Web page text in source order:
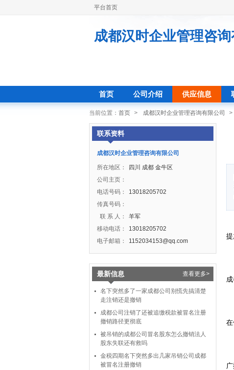
平台首页
成都汉时企业管理咨询
首页 公司介绍 供应信息
当前位置： 首页 > 成都汉时企业管理咨询有限公司 >
联系资料
成都汉时企业管理咨询有限公司
所在地区：
四川 成都 金牛区
公司主页：
电话号码：
13018205702
传真号码：
联 系 人：
羊军
移动电话：
13018205702
电子邮箱：
1152034153@qq.com
最新信息 查看更多>
名下突然多了一家成都公司别慌先搞清楚
走注销还是撤销
成都公司注销了还被追缴税款被冒名注册
撤销路径更彻底
被吊销的成都公司冒名股东怎么撤销法人
股东失联还有救吗
金税四期名下突然多出几家吊销公司成都
被冒名注册撤销